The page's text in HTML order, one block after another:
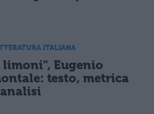
ITALIANA
limoni", Eugenio
testo, metrica